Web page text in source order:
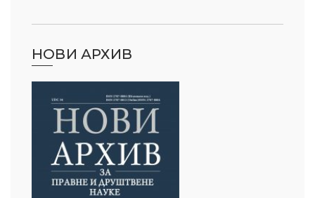
НОВИ АРХИВ